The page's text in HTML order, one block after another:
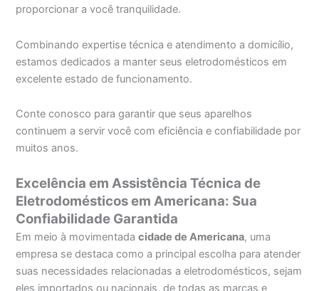
proporcionar a você tranquilidade.
Combinando expertise técnica e atendimento a domicílio,
estamos dedicados a manter seus eletrodomésticos em
excelente estado de funcionamento.
Conte conosco para garantir que seus aparelhos
continuem a servir você com eficiência e confiabilidade por
muitos anos.
Excelência em Assistência Técnica de
Eletrodomésticos em Americana: Sua
Confiabilidade Garantida
Em meio à movimentadacidade de Americana, uma
empresa se destaca como a principal escolha para atender
suas necessidades relacionadas a eletrodomésticos, sejam
eles importados ou nacionais, de todas as marcas e